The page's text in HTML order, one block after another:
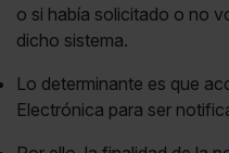
o si había solicitado o no
dicho sistema.
Lo determinante es que
Electrónica para ser